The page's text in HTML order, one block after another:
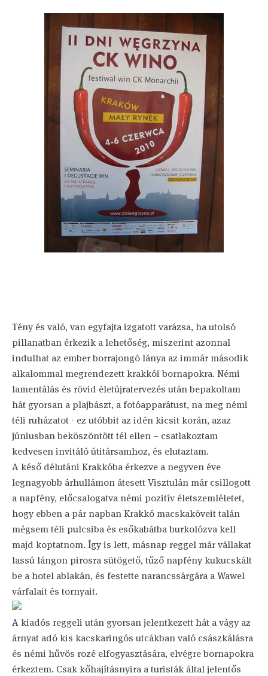
Tény és való, van egyfajta izgatott varázsa, ha utolsó
pillanatban érkezik a lehetőség, miszerint azonnal
indulhat az ember borrajongó lánya az immár második
alkalommal megrendezett krakkói bornapokra. Némi
lamentálás és rövid életújratervezés után bepakoltam
hát gyorsan a plajbászt, a fotóapparátust, na meg némi
téli ruházatot - ez utóbbit az idén kicsit korán, azaz
júniusban beköszöntött tél ellen – csatlakoztam
kedvesen invitáló útitársamhoz, és elutaztam.
A késő délutáni Krakkóba érkezve a negyven éve
legnagyobb árhullámon átesett Visztulán már csillogott
a napfény, előcsalogatva némi pozitív életszemléletet,
hogy ebben a pár napban Krakkó macskaköveit talán
mégsem téli pulcsiba és esőkabátba burkolózva kell
majd koptatnom. Így is lett, másnap reggel már vállakat
lassú lángon pirosra sütögető, tűző napfény kukucskált
be a hotel ablakán, és festette narancssárgára a Wawel
várfalait és tornyait.
A kiadós reggeli után gyorsan jelentkezett hát a vágy az
árnyat adó kis kacskaringós utcákban való császkálásra
és némi hűvös rozé elfogyasztására, elvégre bornapokra
érkeztem. Csak kőhajításnyira a turisták által jelentős